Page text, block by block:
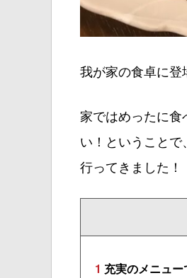
我が家の食卓に登
家ではめったに
い！ということ
行ってきました！
1 充実のメニュー